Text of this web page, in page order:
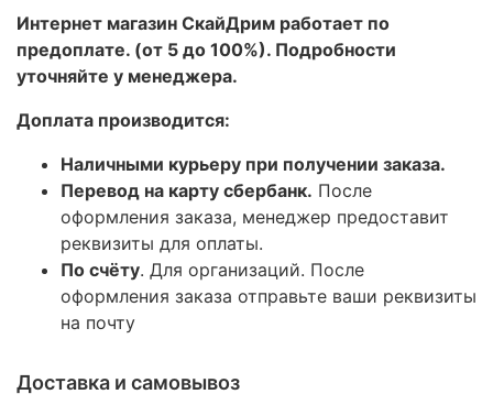
Интернет магазин СкайДрим работает по
предоплате. (от 5 до 100%). Подробности
уточняйте у менеджера.
Доплата производится:
Наличными курьеру при получении заказа.
Перевод на карту сбербанк. После
оформления заказа, менеджер предоставит
реквизиты для оплаты.
По счёту. Для организаций. После
оформления заказа отправьте ваши реквизиты
на почту
Доставка и самовывоз